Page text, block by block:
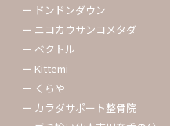
ー ドンドンダウン
ー ニコカウサンコメタダ
ー ベクトル
ー Kittemi
ー くらや
ー カラダサポート整骨院